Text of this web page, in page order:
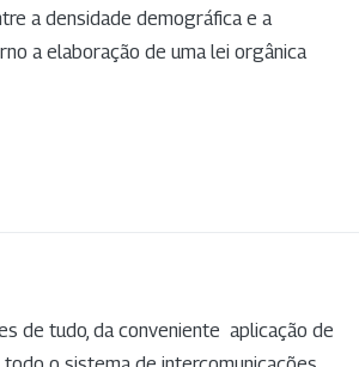
a densidade demográfica e a
a elaboração de uma lei orgânica
de tudo, da conveniente aplicação de